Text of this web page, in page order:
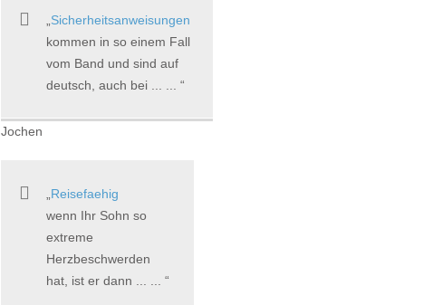
Sicherheitsanweisungen
kommen in so einem Fall
vom Band und sind auf
deutsch, auch bei ... ...
Jochen
Reisefaehig
wenn Ihr Sohn so
extreme
Herzbeschwerden
hat, ist er dann ... ...